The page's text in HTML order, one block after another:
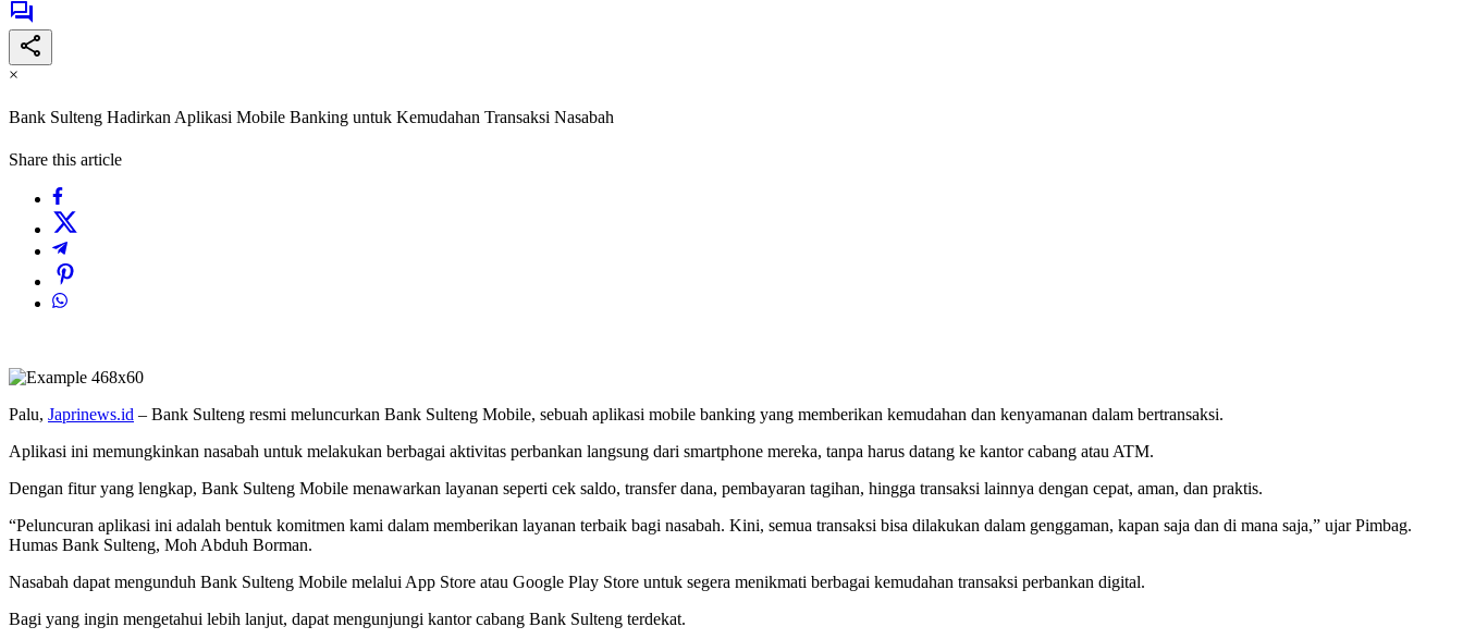
×
Bank Sulteng Hadirkan Aplikasi Mobile Banking untuk Kemudahan Transaksi Nasabah
Share this article
Palu, Japrinews.id – Bank Sulteng resmi meluncurkan Bank Sulteng Mobile, sebuah aplikasi mobile banking yang memberikan kemudahan dan kenyamanan dalam bertransaksi.
Aplikasi ini memungkinkan nasabah untuk melakukan berbagai aktivitas perbankan langsung dari smartphone mereka, tanpa harus datang ke kantor cabang atau ATM.
Dengan fitur yang lengkap, Bank Sulteng Mobile menawarkan layanan seperti cek saldo, transfer dana, pembayaran tagihan, hingga transaksi lainnya dengan cepat, aman, dan praktis.
“Peluncuran aplikasi ini adalah bentuk komitmen kami dalam memberikan layanan terbaik bagi nasabah. Kini, semua transaksi bisa dilakukan dalam genggaman, kapan saja dan di mana saja,” ujar Pimbag.
Humas Bank Sulteng, Moh Abduh Borman.
Nasabah dapat mengunduh Bank Sulteng Mobile melalui App Store atau Google Play Store untuk segera menikmati berbagai kemudahan transaksi perbankan digital.
Bagi yang ingin mengetahui lebih lanjut, dapat mengunjungi kantor cabang Bank Sulteng terdekat.